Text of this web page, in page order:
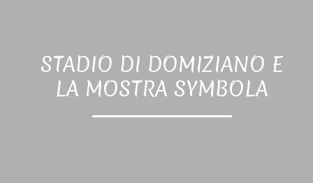
STADIO DI DOMIZIANO E
LA MOSTRA SYMBOLA